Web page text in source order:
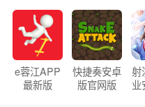
e蓉江APP
最新版
快捷奏安卓
版官网版
射
业